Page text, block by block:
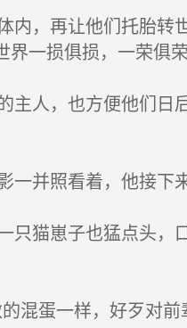
再让他们托胎转世
一损俱损，一荣俱
，也方便他们日
照看着，他接下来
崽子也猛点头，口
蛋一样，好歹对前